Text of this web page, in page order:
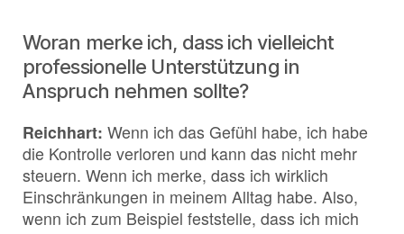
Woran merke ich, dass ich vielleicht
professionelle Unterstützung in
Anspruch nehmen sollte?
Reichhart: Wenn ich das Gefühl habe, ich habe
die Kontrolle verloren und kann das nicht mehr
steuern. Wenn ich merke, dass ich wirklich
Einschränkungen in meinem Alltag habe. Also,
wenn ich zum Beispiel feststelle, dass ich mich